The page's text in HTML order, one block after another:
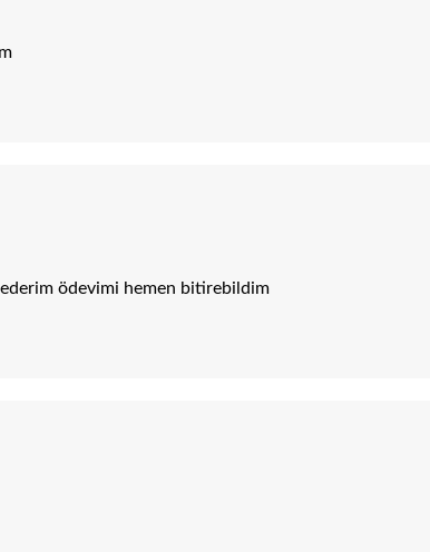
ödevimi hemen bitirebildim